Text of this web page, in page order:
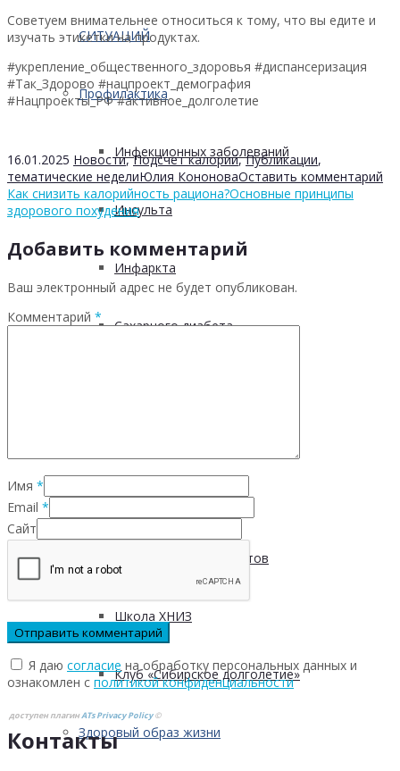
СИТУАЦИЙ
Профилактика
Инфекционных заболеваний
Инсульта
Инфаркта
Сахарного диабета
Гепатита С
Безопасность пациентов
Школа ХНИЗ
Клуб «Сибирское долголетие»
Здоровый образ жизни
Советуем внимательнее относиться к тому, что вы едите и
изучать этикетки на продуктах.
#укрепление_общественного_здоровья #диспансеризация
#Так_Здорово #нацпроект_демография
#Нацпроекты_РФ #активное_долголетие
16.01.2025 Новости,Подсчет калорий,Публикации,
тематические неделиЮлия КононоваОставить комментарий
Как снизить калорийность рациона?Основные принципы
здорового похудения
Добавить комментарий
Ваш электронный адрес не будет опубликован.
Комментарий *
Имя *
Email *
Сайт
Я даю согласие на обработку персональных данных и
ознакомлен с политикой конфиденциальности
доступен плагинATs Privacy Policy©
Контакты